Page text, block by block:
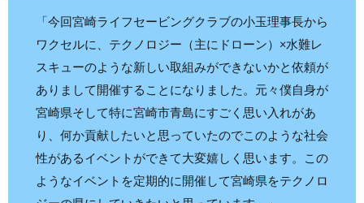
「今回宮崎ライフセービングクラブの小玉理事長から
ワクセルに、テクノロジー（主にドローン）×水難レ
スキューのような新しい取組みができないかと依頼が
ありまして開催することになりました。元々僕自身が
宮崎県そして特に宮崎市青島にすごく思い入れがあ
り、何か貢献したいと思っていたのでこのような社会
性があるイベントができて大変嬉しく思います。この
ようなイベントを定期的に開催して宮崎県をテクノロ